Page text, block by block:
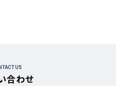
US
合わせ